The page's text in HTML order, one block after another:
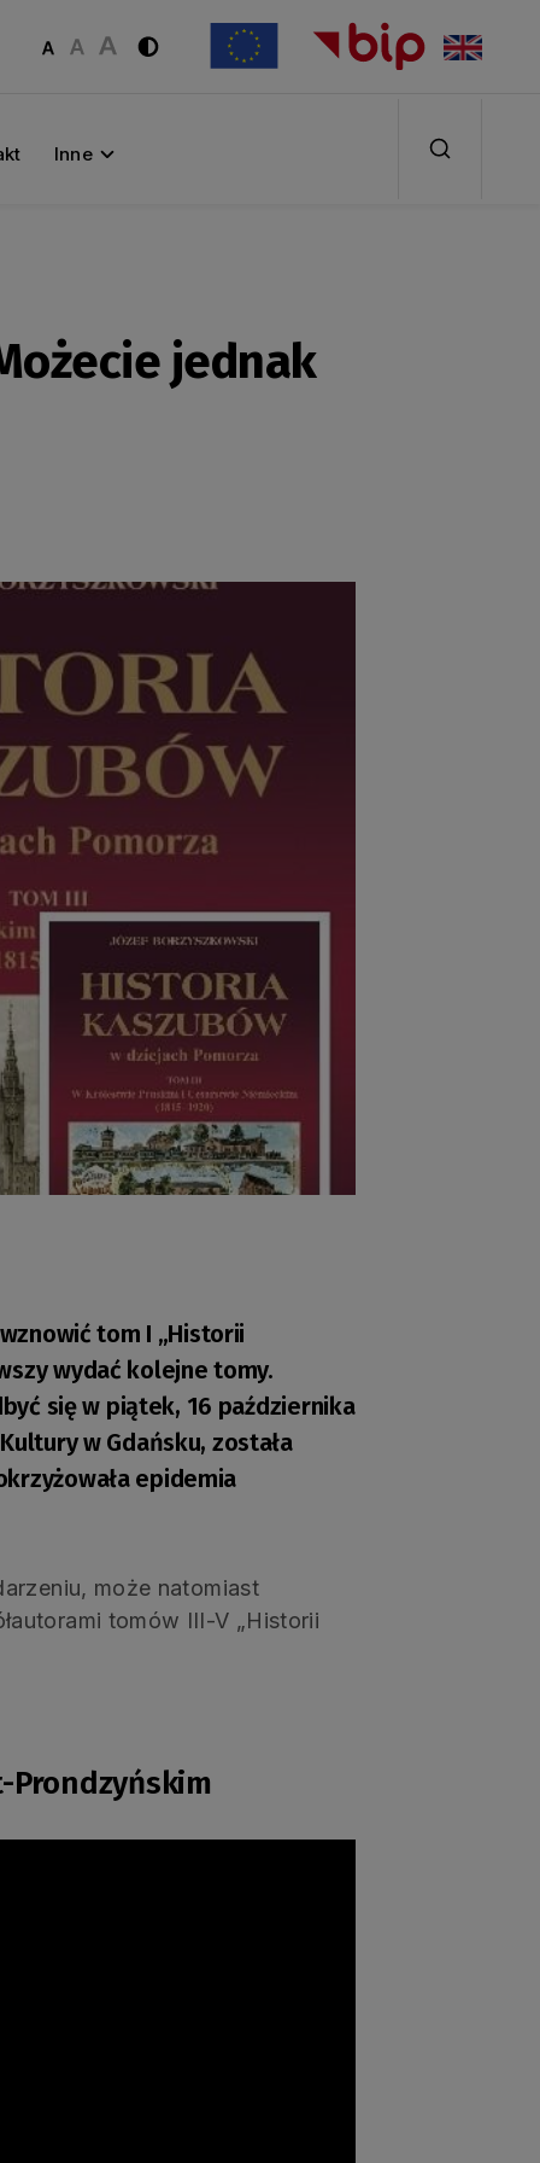
Inne
jednak
tom I „Historii
wydać kolejne tomy.
się w piątek, 16 października
w Gdańsku, została
epidemia
może natomiast
tomów III-V „Historii
Prondzyńskim